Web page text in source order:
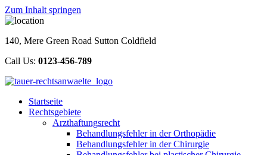
Zum Inhalt springen
140, Mere Green Road Sutton Coldfield
Call Us: 0123-456-789
Startseite
Rechtsgebiete
Arzthaftungsrecht
Behandlungsfehler in der Orthopädie
Behandlungsfehler in der Chirurgie